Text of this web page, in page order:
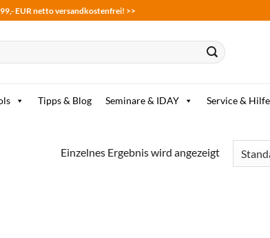
EUR netto versandkostenfrei! >>
Tipps & Blog Seminare & IDAY Service & Hilfe
Einzelnes Ergebnis wird angezeigt